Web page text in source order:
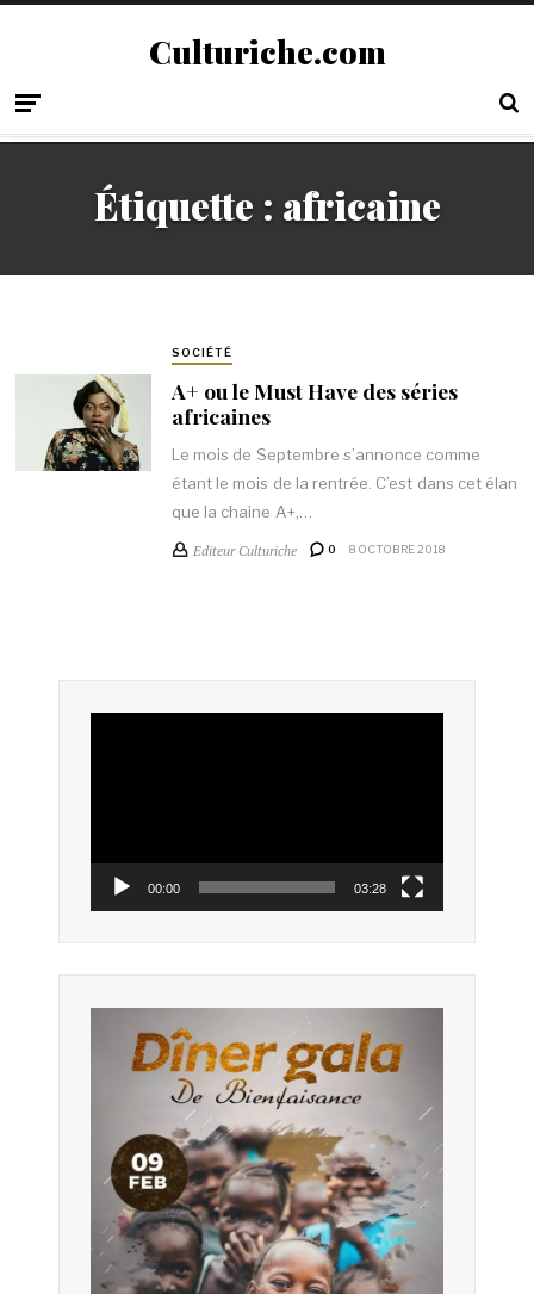
Culturiche.com
Étiquette : africaine
SOCIÉTÉ
A+ ou le Must Have des séries
africaines
Le mois de Septembre s’annonce comme
étant le mois de la rentrée. C’est dans cet élan
que la chaine A+,…
Editeur Culturiche 0 8 OCTOBRE 2018
00:00 03:28